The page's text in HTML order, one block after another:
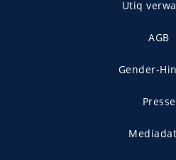
Utiq
AGB
Gender-
Presse